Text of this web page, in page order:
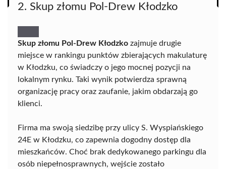
2. Skup złomu Pol-Drew Kłodzko
Skup złomu Pol-Drew Kłodzko zajmuje drugie
miejsce w rankingu punktów zbierających makulaturę
w Kłodzku, co świadczy o jego mocnej pozycji na
lokalnym rynku. Taki wynik potwierdza sprawną
organizację pracy oraz zaufanie, jakim obdarzają go
klienci.
Firma ma swoją siedzibę przy ulicy S. Wyspiańskiego
24E w Kłodzku, co zapewnia dogodny dostęp dla
mieszkańców. Choć brak dedykowanego parkingu dla
osób niepełnosprawnych, wejście zostało